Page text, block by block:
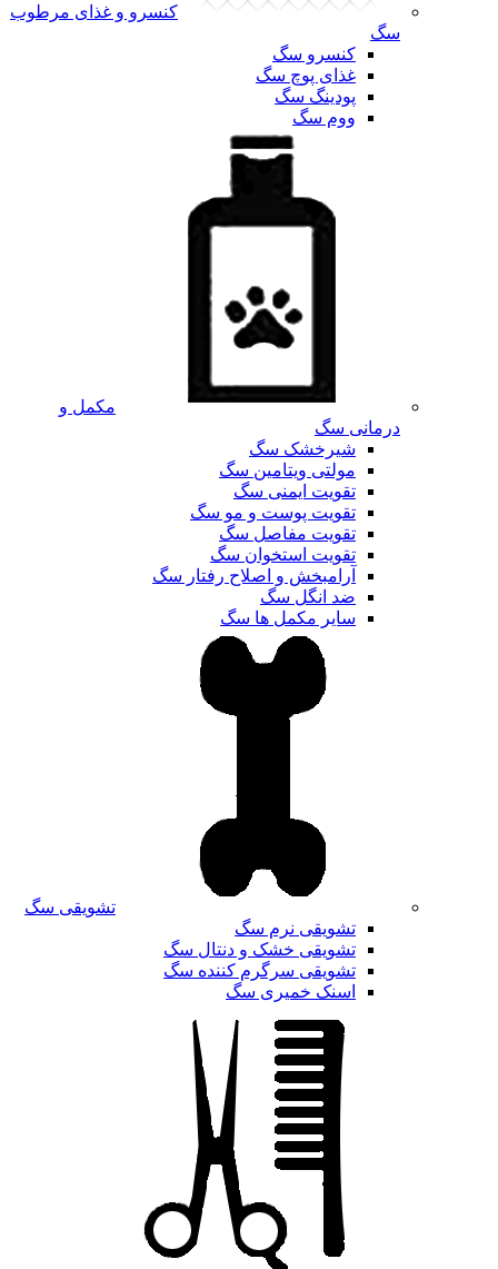
کنسرو و غذای مرطوب
سگ
کنسرو سگ
غذای پوچ سگ
پودینگ سگ
ووم سگ
مکمل و
درمانی سگ
شیرخشک سگ
مولتی ویتامین سگ
تقویت ایمنی سگ
تقویت پوست و مو سگ
تقویت مفاصل سگ
تقویت استخوان سگ
آرامبخش و اصلاح رفتار سگ
ضد انگل سگ
سایر مکمل ها سگ
تشویقی سگ
تشویقی نرم سگ
تشویقی خشک و دنتال سگ
تشویقی سرگرم کننده سگ
اسنک خمیری سگ